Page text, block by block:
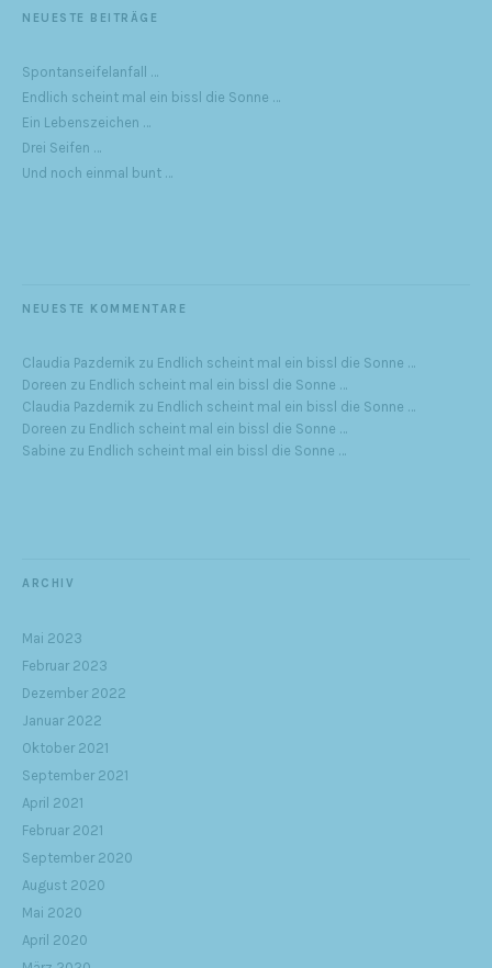
NEUESTE BEITRÄGE
Spontanseifelanfall …
Endlich scheint mal ein bissl die Sonne …
Ein Lebenszeichen …
Drei Seifen …
Und noch einmal bunt …
NEUESTE KOMMENTARE
Claudia Pazdernik zu Endlich scheint mal ein bissl die Sonne …
Doreen zu Endlich scheint mal ein bissl die Sonne …
Claudia Pazdernik zu Endlich scheint mal ein bissl die Sonne …
Doreen zu Endlich scheint mal ein bissl die Sonne …
Sabine zu Endlich scheint mal ein bissl die Sonne …
ARCHIV
Mai 2023
Februar 2023
Dezember 2022
Januar 2022
Oktober 2021
September 2021
April 2021
Februar 2021
September 2020
August 2020
Mai 2020
April 2020